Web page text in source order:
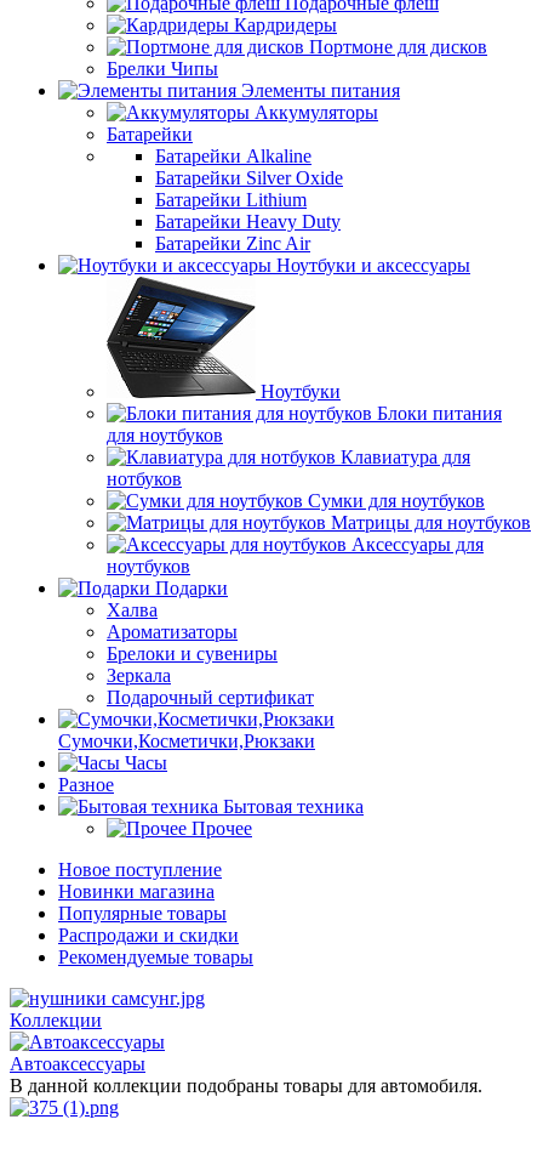
Кардридеры
Портмоне для дисков
Брелки Чипы
Элементы питания
Аккумуляторы
Батарейки
Батарейки Alkaline
Батарейки Silver Oxide
Батарейки Lithium
Батарейки Heavy Duty
Батарейки Zinc Air
Ноутбуки и аксессуары
Ноутбуки
Блоки питания
для ноутбуков
Клавиатура для
нотбуков
Сумки для ноутбуков
Матрицы для ноутбуков
Аксессуары для
ноутбуков
Подарки
Халва
Ароматизаторы
Брелоки и сувениры
Зеркала
Подарочный сертификат
Сумочки,Косметички,Рюкзаки
Часы
Разное
Бытовая техника
Прочее
Новое поступление
Новинки магазина
Популярные товары
Распродажи и скидки
Рекомендуемые товары
Коллекции
Автоаксессуары
В данной коллекции подобраны товары для автомобиля.